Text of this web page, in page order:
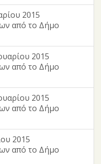
2015
από το Δήμο
2015
από το Δήμο
2015
από το Δήμο
2015
από το Δήμο